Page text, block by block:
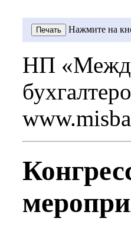
Печать Нажмите на
НП